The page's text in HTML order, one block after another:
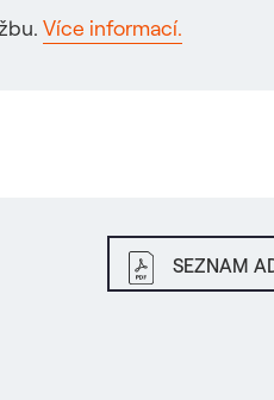
Více informací.
SEZNAM